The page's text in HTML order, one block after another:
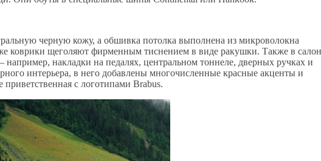
черную кожу, а обшивка потолка выполнена из микроволокна
коврики щеголяют фирменным тиснением в виде ракушки. Также в
накладки на педалях, центральном тоннеле, дверных ручках и
интерьера, в него добавлены многочисленные красные акценты и
с логотипами Brabus.